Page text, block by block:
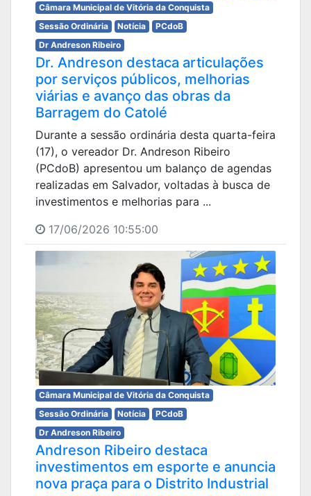
Câmara Municipal de Vitória da Conquista
Sessão Ordinária
Notícia
PCdoB
Dr Andreson Ribeiro
Dr. Andreson destaca articulações
por serviços públicos, melhorias
viárias e avanço das obras da
Barragem do Catolé
Durante a sessão ordinária desta quarta-feira
(17), o vereador Dr. Andreson Ribeiro
(PCdoB) apresentou um balanço de agendas
realizadas em Salvador, voltadas à busca de
investimentos e melhorias para ...
17/06/2026 10:55:00
Câmara Municipal de Vitória da Conquista
Sessão Ordinária
Notícia
PCdoB
Dr Andreson Ribeiro
Andreson Ribeiro destaca
investimentos em esporte e anuncia
nova praça para o Distrito Industrial